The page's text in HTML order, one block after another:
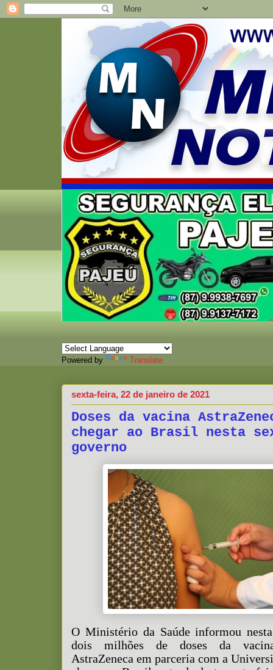
Powered by Translate
sexta-feira, 22 de janeiro de 2021
Doses da vacina
chegar ao Brasil nesta
governo
O Ministério da Saúde informou
dois milhões de doses da
AstraZeneca em parceria com a